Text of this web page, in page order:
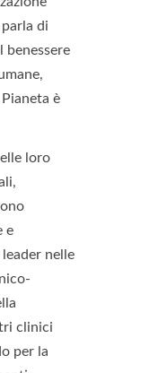
di
benessere
è
loro
e
leader nelle
clinici
per la